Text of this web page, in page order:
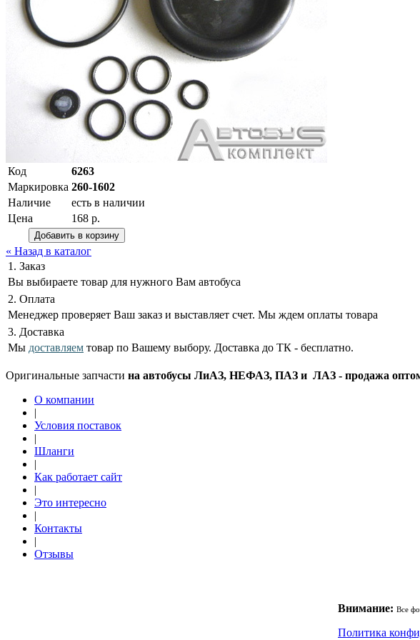
Код
6263
Маркировка 260-1602
Наличие
есть в наличии
Цена
168 р.
« Назад в каталог
1. Заказ
Вы выбираете товар для нужного Вам автобуса
2. Оплата
Менеджер проверяет Ваш заказ и выставляет счет. Мы ждем оплаты товара
3. Доставка
Мы доставляем товар по Вашему выбору. Доставка до ТК - бесплатно.
Оригинальные запчасти на автобусы ЛиАЗ, НЕФАЗ, ПАЗ и ЛАЗ - продажа
О компании
|
Условия поставок
|
Шланги
|
Как работает сайт
|
Это интересно
|
Контакты
|
Отзывы
Внимание: Все
Политика